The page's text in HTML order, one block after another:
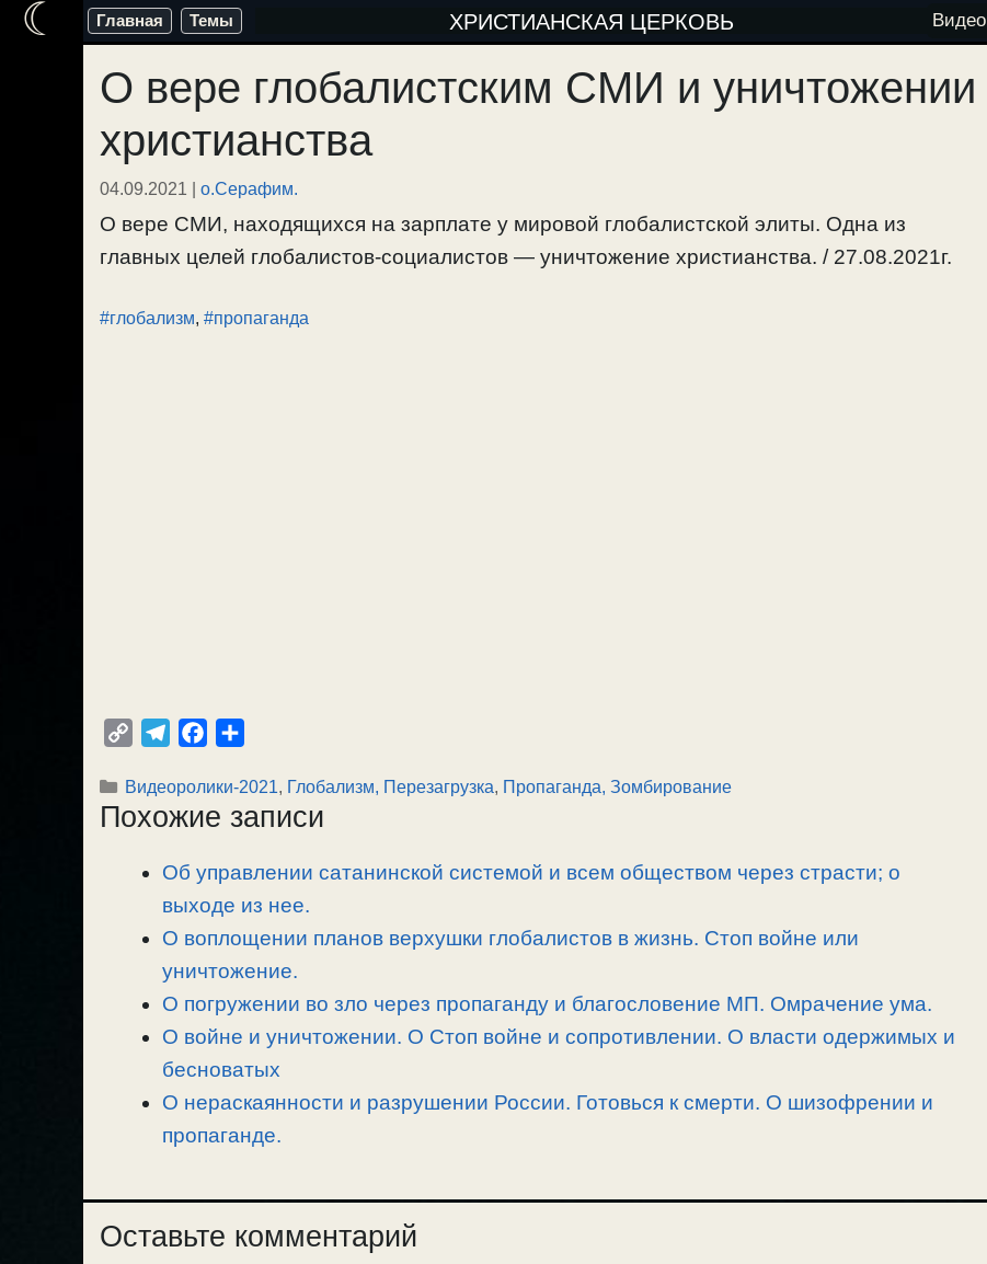
Перейти
содержимому
Главная Темы ХРИСТИАНСКАЯ ЦЕРКОВЬ Видео
О вере глобалистским СМИ и уничтожении
христианства
04.09.2021 | о.Серафим.
О вере СМИ, находящихся на зарплате у мировой глобалистской элиты. Одна из
главных целей глобалистов-социалистов — уничтожение христианства. / 27.08.2021г.
#глобализм, #пропаганда
p
y
l
e
r
a
m
c
e
o
o
k
п
р
в
и
т
Рубрики
Видеоролики-2021, Глобализм, Перезагрузка, Пропаганда, Зомбирование
Похожие записи
Об управлении сатанинской системой и всем обществом через страсти; о
выходе из нее.
О воплощении планов верхушки глобалистов в жизнь. Стоп войне или
уничтожение.
О погружении во зло через пропаганду и благословение МП. Омрачение ума.
О войне и уничтожении. О Стоп войне и сопротивлении. О власти одержимых и
бесноватых
О нераскаянности и разрушении России. Готовься к смерти. О шизофрении и
пропаганде.
Оставьте комментарий
☾